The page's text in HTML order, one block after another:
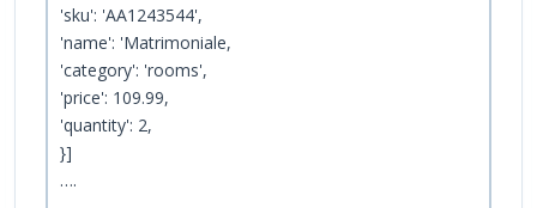
'sku': 'AA1243544',
'name': 'Matrimoniale,
'category': 'rooms',
'price': 109.99,
'quantity': 2,
}]
….